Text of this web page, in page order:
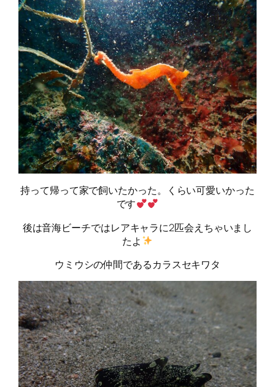
持って帰って家で飼いたかった。くらい可愛いかった
です
後は音海ビーチではレアキャラに2匹会えちゃいまし
たよ
ウミウシの仲間であるカラスセキワタ